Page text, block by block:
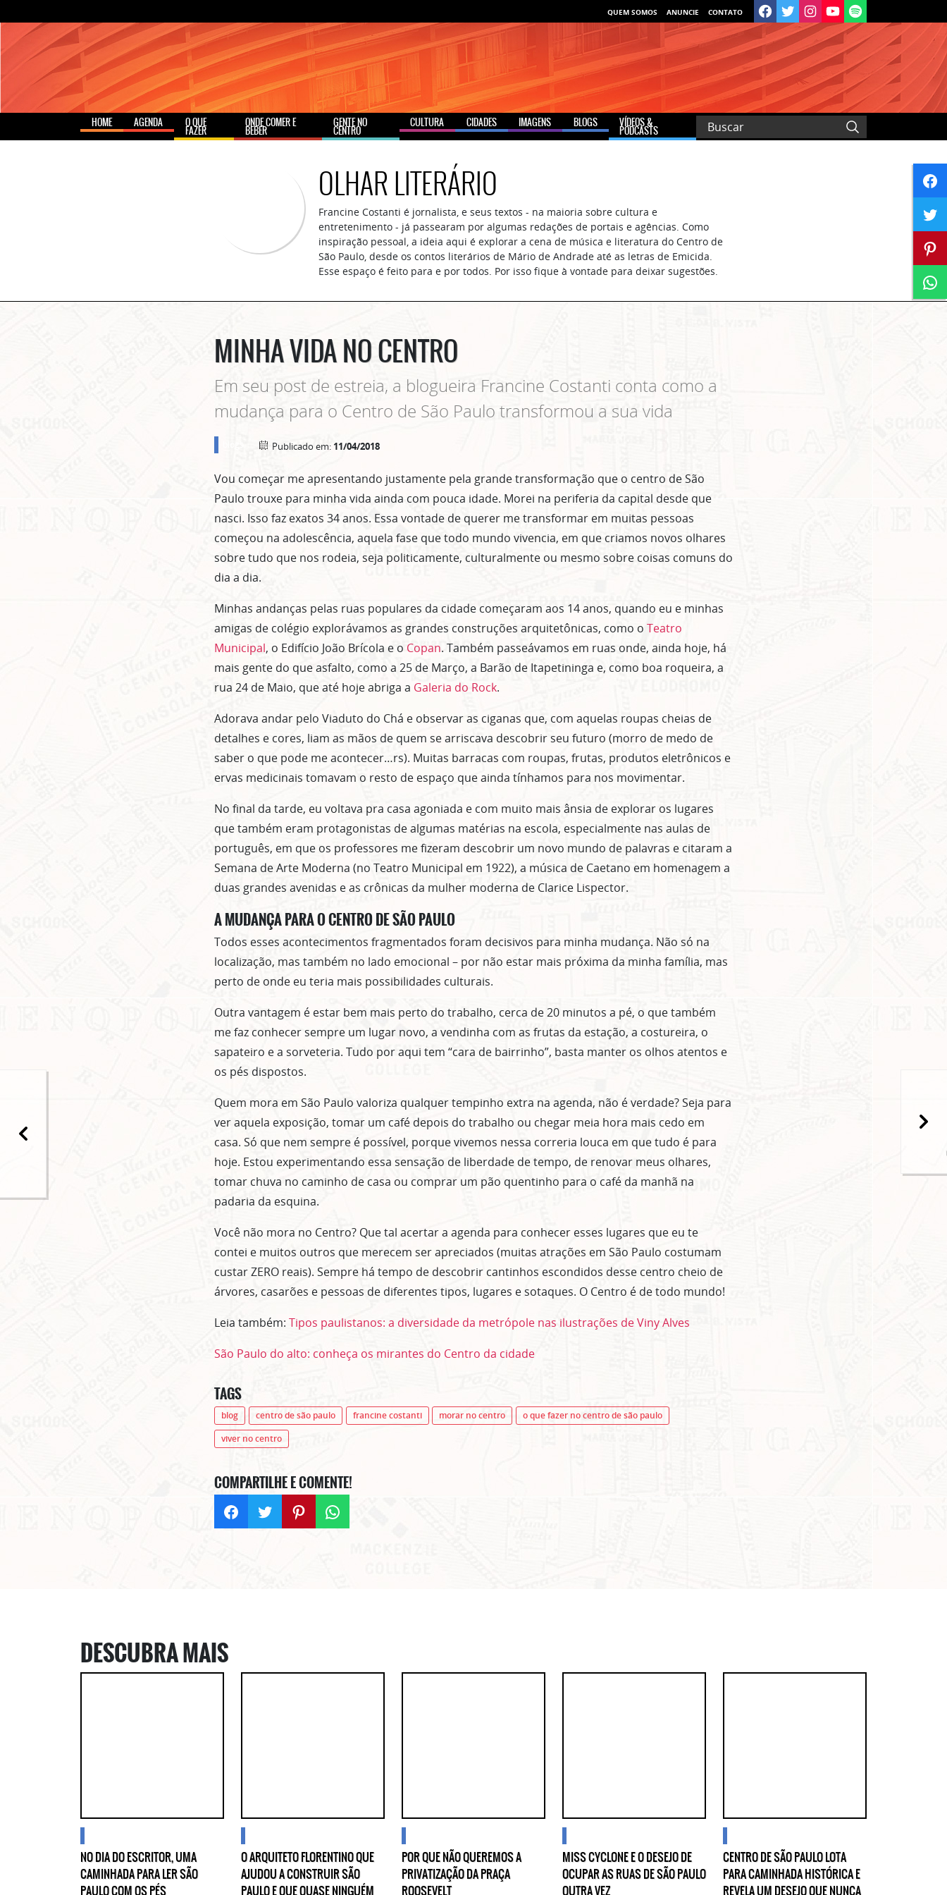
QUEM SOMOS ANUNCIE CONTATO
HOME AGENDA O QUE
FAZER
ONDE COMER E
BEBER
GENTE NO
CENTRO
CULTURA CIDADES IMAGENS BLOGS VÍDEOS &
PODCASTS
OLHAR LITERÁRIO
Francine Costanti é jornalista, e seus textos - na maioria sobre cultura e
entretenimento - já passearam por algumas redações de portais e agências. Como
inspiração pessoal, a ideia aqui é explorar a cena de música e literatura do Centro de
São Paulo, desde os contos literários de Mário de Andrade até as letras de Emicida.
Esse espaço é feito para e por todos. Por isso fique à vontade para deixar sugestões.
MINHA VIDA NO CENTRO
Em seu post de estreia, a blogueira Francine Costanti conta como a
mudança para o Centro de São Paulo transformou a sua vida
Publicado em: 11/04/2018
Vou começar me apresentando justamente pela grande transformação que o centro de São
Paulo trouxe para minha vida ainda com pouca idade. Morei na periferia da capital desde que
nasci. Isso faz exatos 34 anos. Essa vontade de querer me transformar em muitas pessoas
começou na adolescência, aquela fase que todo mundo vivencia, em que criamos novos olhares
sobre tudo que nos rodeia, seja politicamente, culturalmente ou mesmo sobre coisas comuns do
dia a dia.
Minhas andanças pelas ruas populares da cidade começaram aos 14 anos, quando eu e minhas
amigas de colégio explorávamos as grandes construções arquitetônicas, como o Teatro
Municipal, o Edifício João Brícola e o Copan. Também passeávamos em ruas onde, ainda hoje, há
mais gente do que asfalto, como a 25 de Março, a Barão de Itapetininga e, como boa roqueira, a
rua 24 de Maio, que até hoje abriga a Galeria do Rock.
Adorava andar pelo Viaduto do Chá e observar as ciganas que, com aquelas roupas cheias de
detalhes e cores, liam as mãos de quem se arriscava descobrir seu futuro (morro de medo de
saber o que pode me acontecer…rs). Muitas barracas com roupas, frutas, produtos eletrônicos e
ervas medicinais tomavam o resto de espaço que ainda tínhamos para nos movimentar.
No final da tarde, eu voltava pra casa agoniada e com muito mais ânsia de explorar os lugares
que também eram protagonistas de algumas matérias na escola, especialmente nas aulas de
português, em que os professores me fizeram descobrir um novo mundo de palavras e citaram a
Semana de Arte Moderna (no Teatro Municipal em 1922), a música de Caetano em homenagem a
duas grandes avenidas e as crônicas da mulher moderna de Clarice Lispector.
A MUDANÇA PARA O CENTRO DE SÃO PAULO
Todos esses acontecimentos fragmentados foram decisivos para minha mudança. Não só na
localização, mas também no lado emocional – por não estar mais próxima da minha família, mas
perto de onde eu teria mais possibilidades culturais.
Outra vantagem é estar bem mais perto do trabalho, cerca de 20 minutos a pé, o que também
me faz conhecer sempre um lugar novo, a vendinha com as frutas da estação, a costureira, o
sapateiro e a sorveteria. Tudo por aqui tem “cara de bairrinho”, basta manter os olhos atentos e
os pés dispostos.
Quem mora em São Paulo valoriza qualquer tempinho extra na agenda, não é verdade? Seja para
ver aquela exposição, tomar um café depois do trabalho ou chegar meia hora mais cedo em
casa. Só que nem sempre é possível, porque vivemos nessa correria louca em que tudo é para
hoje. Estou experimentando essa sensação de liberdade de tempo, de renovar meus olhares,
tomar chuva no caminho de casa ou comprar um pão quentinho para o café da manhã na
padaria da esquina.
Você não mora no Centro? Que tal acertar a agenda para conhecer esses lugares que eu te
contei e muitos outros que merecem ser apreciados (muitas atrações em São Paulo costumam
custar ZERO reais). Sempre há tempo de descobrir cantinhos escondidos desse centro cheio de
árvores, casarões e pessoas de diferentes tipos, lugares e sotaques. O Centro é de todo mundo!
Leia também: Tipos paulistanos: a diversidade da metrópole nas ilustrações de Viny Alves
São Paulo do alto: conheça os mirantes do Centro da cidade
TAGS
blog centro de são paulo francine costanti morar no centro
o que fazer no centro de são paulo
viver no centro
COMPARTILHE E COMENTE!
DESCUBRA MAIS
NO DIA DO ESCRITOR, UMA
CAMINHADA PARA LER SÃO
PAULO COM OS PÉS
O ARQUITETO FLORENTINO QUE
AJUDOU A CONSTRUIR SÃO
PAULO E QUE QUASE NINGUÉM
POR QUE NÃO QUEREMOS A
PRIVATIZAÇÃO DA PRAÇA
ROOSEVELT
MISS CYCLONE E O DESEJO DE
OCUPAR AS RUAS DE SÃO PAULO
OUTRA VEZ
CENTRO DE SÃO PAULO LOTA
PARA CAMINHADA HISTÓRICA E
REVELA UM DESEJO QUE NUNCA
ASSINE GRATUITAMENTE NOSSA
NEWSLETTER!
CLIQUE AQUI
não mostrar mais esse popup
praesentium distinctio, id, quibusdam est.